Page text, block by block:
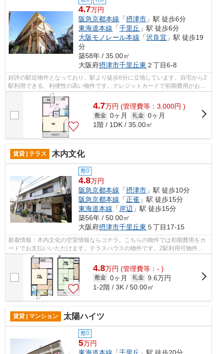
4.7万円
阪急京都本線 「摂津市 」駅 徒歩6分
東海道本線 「千里丘 」駅 徒歩6分
大阪モノレール本線 「沢良宜 」駅 徒歩19
分
築58年 / 35.00㎡
大阪府摂津市千里丘東 ２丁目6-8
好評の駅近物件となっており、駅より徒歩6分に立地しています。自宅から2
駅利用できる、利便性の高い物件です。クレジットカードで初期費用がお支
払いいただけるので、決済の手間が軽...
4.7万円 (管理費等：3,000円 )
敷金 0ヶ月 礼金 0ヶ月
1階 / 1DK / 35.00㎡
賃貸 | テラス 木内文化
敷0
4.8万円
阪急京都本線 「摂津市 」駅 徒歩10分
阪急京都本線 「正雀 」駅 徒歩15分
東海道本線 「岸辺 」駅 徒歩15分
築56年 / 50.00㎡
大阪府摂津市千里丘東 ５丁目17-15
新着情報：木内文化の空室情報ならコチラ。こちらの物件では初期費用をカ
ードでお支払いいただけます。テラスハウスの物件です。2駅利用可物件な
ので、よく電車を利用する方にピッタリ...
4.8万円 (管理費等：- )
敷金 0ヶ月 礼金 9.6万円
1-2階 / 3K / 50.00㎡
賃貸 | マンション 太陽ハイツ
敷0
5万円